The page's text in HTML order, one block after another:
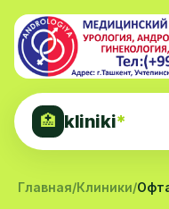
🏥 kliniki*
Главная/Клиники/